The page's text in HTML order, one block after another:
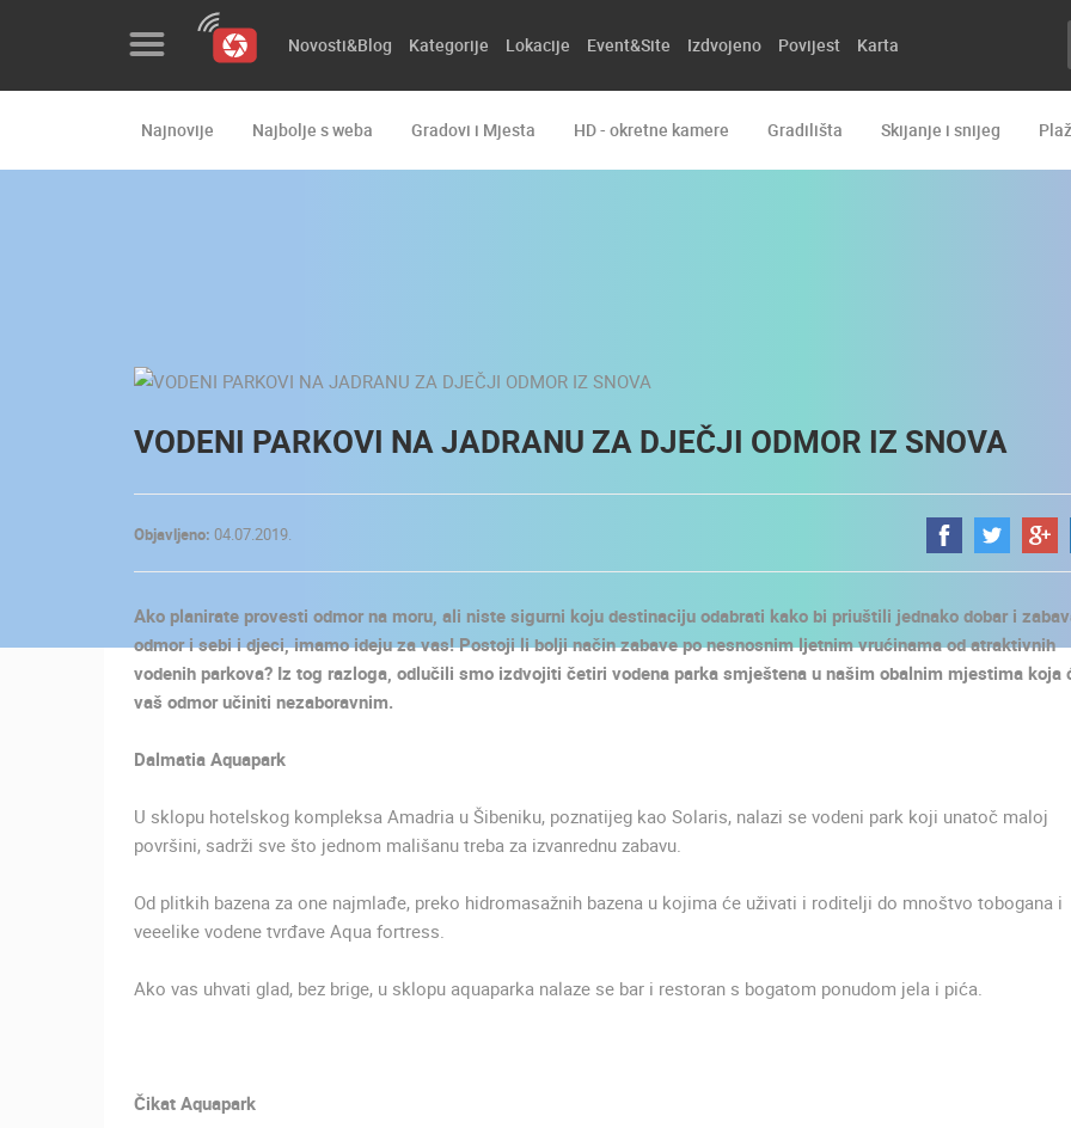
Izdvojeno
MEDIJI O
NAMA,
NAGRADE I
DONACIJE
WEB
KAMERE
TERMS OF
USE
Novosti&Blog Kategorije Lokacije Event&Site Izdvojeno Povijest Karta
Najnovije Najbolje s weba Gradovi i Mjesta HD - okretne kamere Gradilišta Skijanje i snijeg
NAJNOVIJE KAMERE
VODENI PARKOVI NA JADRANU ZA DJEČJI ODMOR IZ SNOVA
Objavljeno: 04.07.2019.
Ako planirate provesti odmor na moru, ali niste sigurni koju destinaciju odabrati kako bi priuštili jednako dobar i
odmor i sebi i djeci, imamo ideju za vas! Postoji li bolji način zabave po nesnosnim ljetnim vrućinama od atraktivnih
vodenih parkova? Iz tog razloga, odlučili smo izdvojiti četiri vodena parka smještena u našim obalnim mjestima koja
vaš odmor učiniti nezaboravnim.
Dalmatia Aquapark
U sklopu hotelskog kompleksa Amadria u Šibeniku, poznatijeg kao Solaris, nalazi se vodeni park koji unatoč maloj
površini, sadrži sve što jednom mališanu treba za izvanrednu zabavu.
Od plitkih bazena za one najmlađe, preko hidromasažnih bazena u kojima će uživati i roditelji do mnoštvo tobogana i
veeelike vodene tvrđave Aqua fortress.
Ako vas uhvati glad, bez brige, u sklopu aquaparka nalaze se bar i restoran s bogatom ponudom jela i pića.
Čikat Aquapark